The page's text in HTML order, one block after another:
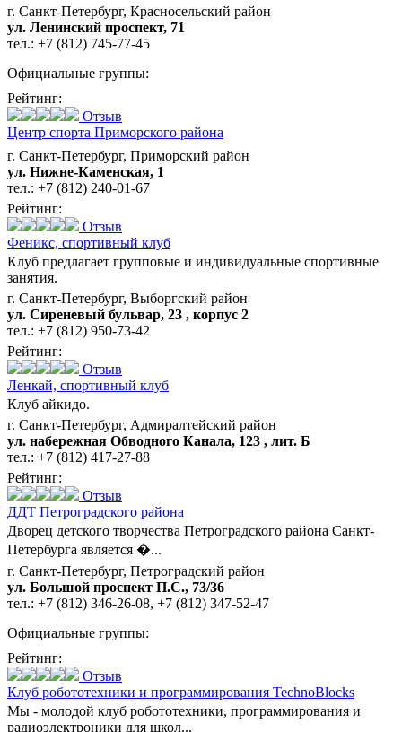
г. Санкт-Петербург, Красносельский район
ул. Ленинский проспект, 71
тел.: +7 (812) 745-77-45
Официальные группы:
Рейтинг:
Отзыв
Центр спорта Приморского района
г. Санкт-Петербург, Приморский район
ул. Нижне-Каменская, 1
тел.: +7 (812) 240-01-67
Рейтинг:
Отзыв
Феникс, спортивный клуб
Клуб предлагает групповые и индивидуальные спортивные
занятия.
г. Санкт-Петербург, Выборгский район
ул. Сиреневый бульвар, 23 , корпус 2
тел.: +7 (812) 950-73-42
Рейтинг:
Отзыв
Ленкай, спортивный клуб
Клуб айкидо.
г. Санкт-Петербург, Адмиралтейский район
ул. набережная Обводного Канала, 123 , лит. Б
тел.: +7 (812) 417-27-88
Рейтинг:
Отзыв
ДДТ Петроградского района
Дворец детского творчества Петроградского района Санкт-
Петербурга является �...
г. Санкт-Петербург, Петроградский район
ул. Большой проспект П.С., 73/36
тел.: +7 (812) 346-26-08, +7 (812) 347-52-47
Официальные группы:
Рейтинг:
Отзыв
Клуб робототехники и программирования TechnoBlocks
Мы - молодой клуб робототехники, программирования и
радиоэлектроники для школ...